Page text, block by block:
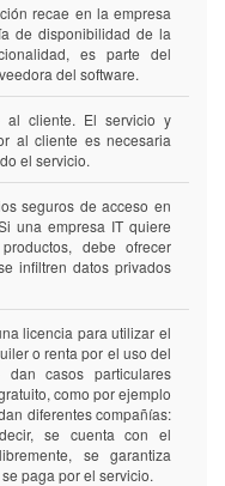
recae en la empresa
de disponibilidad de la
es parte del
del software.
al cliente. El servicio y
al cliente es necesaria
el servicio.
seguros de acceso en
una empresa IT quiere
debe ofrecer
infiltren datos privados
licencia para utilizar el
o renta por el uso del
dan casos particulares
como por ejemplo
diferentes compañías:
se cuenta con el
se garantiza
paga por el servicio.